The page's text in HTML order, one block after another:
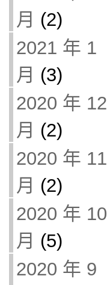
月 (2)
2021 年 1
月 (3)
2020 年 12
月 (2)
2020 年 11
月 (2)
2020 年 10
月 (5)
2020 年 9